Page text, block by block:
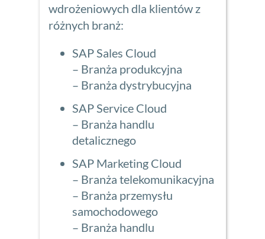
wdrożeniowych dla klientów z
różnych branż:
SAP Sales Cloud
– Branża produkcyjna
– Branża dystrybucyjna
SAP Service Cloud
– Branża handlu
detalicznego
SAP Marketing Cloud
– Branża telekomunikacyjna
– Branża przemysłu
samochodowego
– Branża handlu